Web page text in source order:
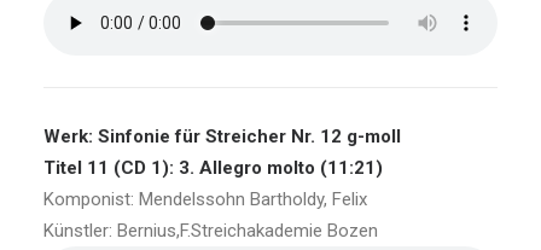
Werk: Sinfonie für Streicher Nr. 12 g-moll
Titel 11 (CD 1): 3. Allegro molto (11:21)
Komponist: Mendelssohn Bartholdy, Felix
Künstler: Bernius,F.Streichakademie Bozen